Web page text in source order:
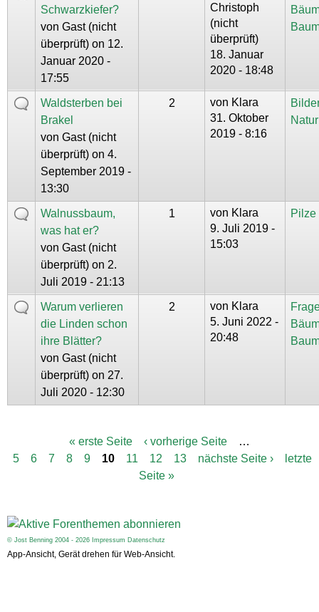
Schwarzkiefer?
von Gast (nicht
überprüft) on 12.
Januar 2020 -
17:55
Christoph
(nicht
überprüft)
18. Januar
2020 - 18:48
Waldsterben bei
Brakel
von Gast (nicht
überprüft) on 4.
September 2019 -
13:30
2 von Klara
31. Oktober
2019 - 8:16
Natur
Walnussbaum,
was hat er?
von Gast (nicht
überprüft) on 2.
Juli 2019 - 21:13
1 von Klara
9. Juli 2019 -
15:03
Pilze
Warum verlieren
die Linden schon
ihre Blätter?
von Gast (nicht
überprüft) on 27.
Juli 2020 - 12:30
2 von Klara
5. Juni 2022 -
20:48
« erste Seite ‹ vorherige Seite
…
5
6 7 8 9 10 11 12 13 nächste Seite ›
letzte
Seite »
© Jost Benning 2004 - 2026 Impressum Datenschutz
App-Ansicht, Gerät drehen für Web-Ansicht.